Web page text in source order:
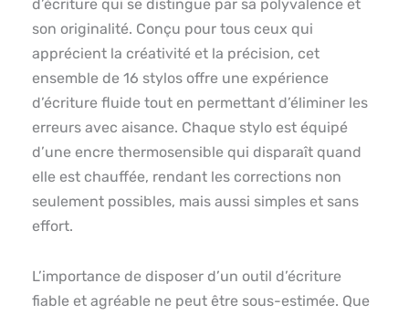
d’écriture qui se distingue par sa polyvalence et
son originalité. Conçu pour tous ceux qui
apprécient la créativité et la précision, cet
ensemble de 16 stylos offre une expérience
d’écriture fluide tout en permettant d’éliminer les
erreurs avec aisance. Chaque stylo est équipé
d’une encre thermosensible qui disparaît quand
elle est chauffée, rendant les corrections non
seulement possibles, mais aussi simples et sans
effort.
L’importance de disposer d’un outil d’écriture
fiable et agréable ne peut être sous-estimée. Que